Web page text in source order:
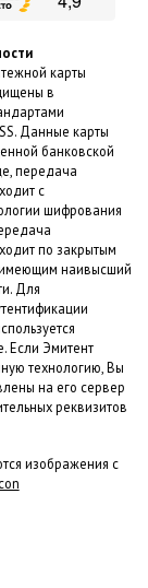
карты
в
Данные карты
банковской
передача
с
шифрования
по закрытым
наивысший
Для
Если Эмитент
технологию, Вы
на его сервер
реквизитов
изображения с